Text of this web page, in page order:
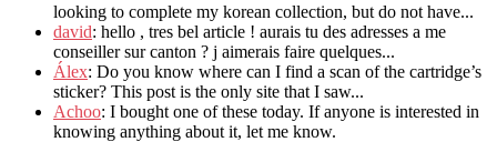
looking to complete my korean collection, but do not have...
david: hello , tres bel article ! aurais tu des adresses a me
conseiller sur canton ? j aimerais faire quelques...
Álex: Do you know where can I find a scan of the cartridge’s
sticker? This post is the only site that I saw...
Achoo: I bought one of these today. If anyone is interested in
knowing anything about it, let me know.